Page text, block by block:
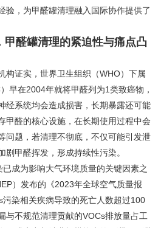
验，为甲醛罐清理融入国际协作提供了
甲醛罐清理的紧迫性与痛点凸
构证实，世界卫生组织（WHO）下属
早在2004年就将甲醛列为1类致癌物，
经系统均会造成损害，长期暴露还可能
甲醛的核心设施，在长期使用过程中会
问题，若清理不彻底，不仅可能引发泄
甲醛挥发，形成持续性污染。
成为影响大气环境质量的关键因素之
）发布的《2023年全球空气质量报
染相关疾病导致的死亡人数超过100
与不规范清理贡献的VOCs排放量占工